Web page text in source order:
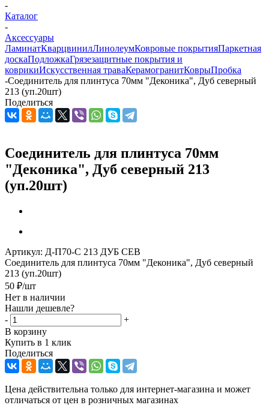
-
Каталог
-
Аксессуары
ЛаминатКварцвинилЛинолеумКовровые покрытияПаркетная
доскаПодложкаГрязезащитные покрытия и
коврикиИскусственная траваКерамогранитКоврыПробка
-Соединитель для плинтуса 70мм "Деконика", Дуб северный
213 (уп.20шт)
Поделиться
Соединитель для плинтуса 70мм
"Деконика", Дуб северный 213
(уп.20шт)
Артикул: Д-П70-С 213 ДУБ СЕВ
Соединитель для плинтуса 70мм "Деконика", Дуб северный
213 (уп.20шт)
50 ₽/шт
Нет в наличии
Нашли дешевле?
-
+
В корзину
Купить в 1 клик
Поделиться
Цена действительна только для интернет-магазина и может
отличаться от цен в розничных магазинах